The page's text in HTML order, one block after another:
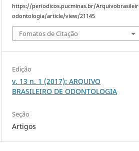
https://periodicos.pucminas.br/Arquivobrasileir
odontologia/article/view/21145
Fomatos de Citação
Edição
v. 13 n. 1 (2017): ARQUIVO
BRASILEIRO DE ODONTOLOGIA
Seção
Artigos